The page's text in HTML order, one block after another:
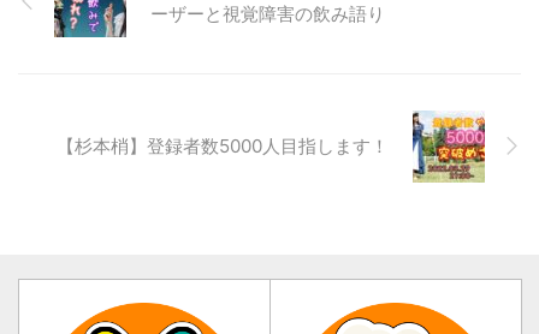
ね！ こちらのさつのもSNSも
チェック!! FBページ イベント
のお声をいただければまた企
ーザーと視覚障害の飲み語り
【杉本梢】登録者数5000人目指します！